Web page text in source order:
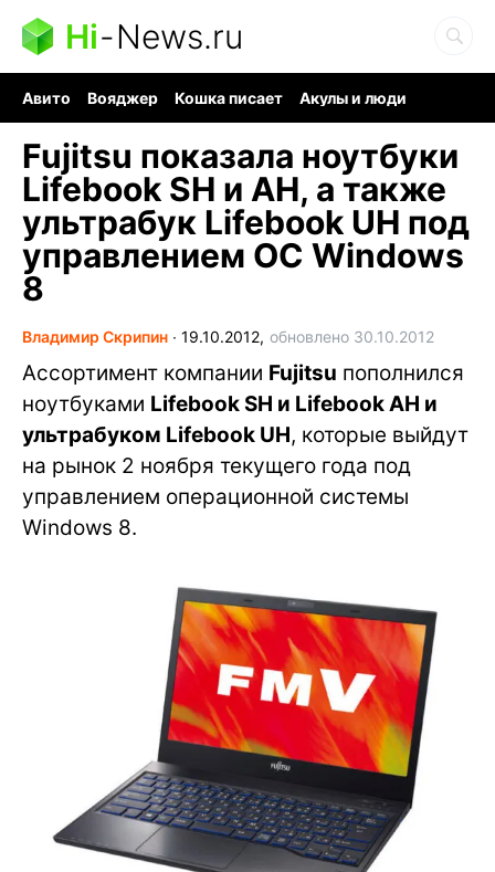
Hi-News.ru
Авито Вояджер Кошка писает
Акулы и люди
Fujitsu показала ноутбуки
Lifebook SH и AH, а также
ультрабук Lifebook UH под
управлением ОС Windows
8
Владимир Скрипин ∙ 19.10.2012, обновлено 30.10.2012
Ассортимент компании Fujitsu пополнился
ноутбуками Lifebook SH и Lifebook AH и
ультрабуком Lifebook UH, которые выйдут
на рынок 2 ноября текущего года под
управлением операционной системы
Windows 8.